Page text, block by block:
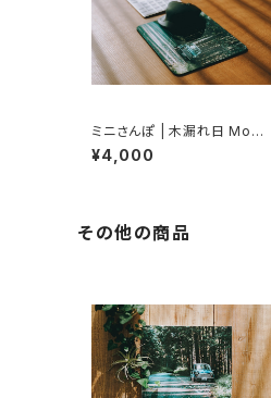
ミニさんぽ | 木漏れ日 Mous
e Pad (Classic MINI / Rov
er MINI)
¥4,000
その他の商品